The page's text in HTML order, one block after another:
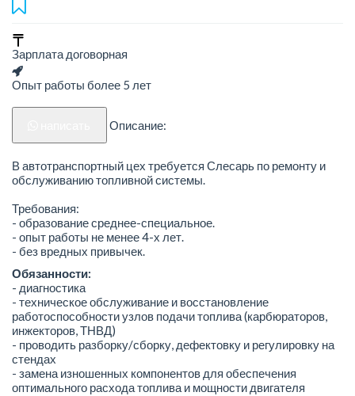
Зарплата договорная
Опыт работы более 5 лет
Описание:
В автотранспортный цех требуется Слесарь по ремонту и
обслуживанию топливной системы.
Требования:
- образование среднее-специальное.
- опыт работы не менее 4-х лет.
- без вредных привычек.
Обязанности:
- диагностика
- техническое обслуживание и восстановление
работоспособности узлов подачи топлива (карбюраторов,
инжекторов, ТНВД)
- проводить разборку/сборку, дефектовку и регулировку на
стендах
- замена изношенных компонентов для обеспечения
оптимального расхода топлива и мощности двигателя